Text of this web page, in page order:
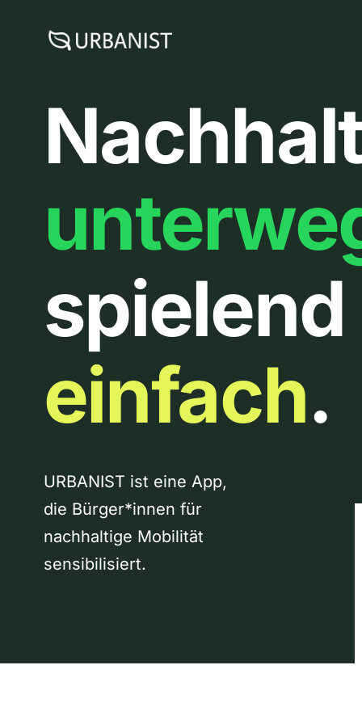
spielend
einfach.
URBANIST ist eine App,
die Bürger*innen für
nachhaltige Mobilität
sensibilisiert.